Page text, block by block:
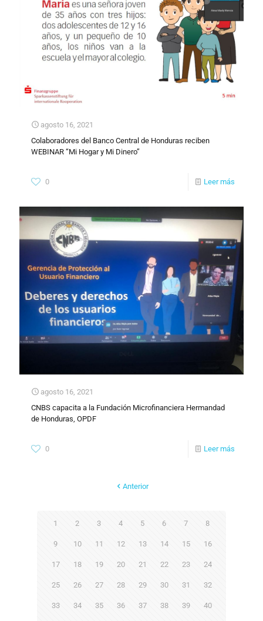
agosto 16, 2021
Colaboradores del Banco Central de Honduras reciben
WEBINAR “Mi Hogar y Mi Dinero”
0 Leer más
agosto 16, 2021
CNBS capacita a la Fundación Microfinanciera Hermandad
de Honduras, OPDF
0 Leer más
Anterior
1 2 3 4 5 6 7 8
9 10 11 12 13 14 15 16
17 18 19 20 21 22 23 24
25 26 27 28 29 30 31 32
33 34 35 36 37 38 39 40